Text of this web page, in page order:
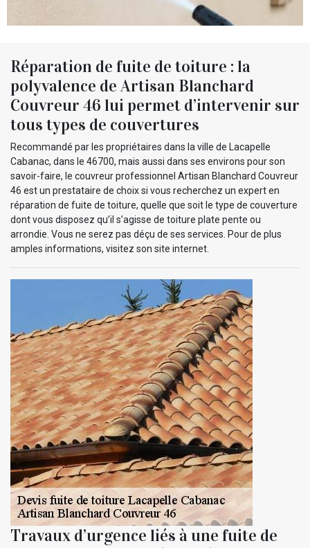
Réparation de fuite de toiture : la
polyvalence de Artisan Blanchard
Couvreur 46 lui permet d’intervenir sur
tous types de couvertures
Recommandé par les propriétaires dans la ville de Lacapelle
Cabanac, dans le 46700, mais aussi dans ses environs pour son
savoir-faire, le couvreur professionnel Artisan Blanchard Couvreur
46 est un prestataire de choix si vous recherchez un expert en
réparation de fuite de toiture, quelle que soit le type de couverture
dont vous disposez qu’il s’agisse de toiture plate pente ou
arrondie. Vous ne serez pas déçu de ses services. Pour de plus
amples informations, visitez son site internet.
Travaux d’urgence liés à une fuite de